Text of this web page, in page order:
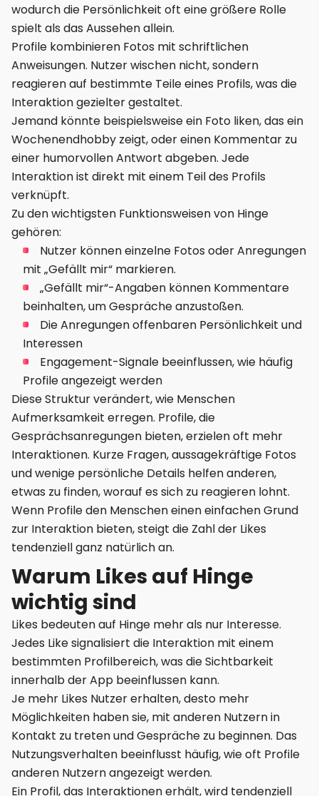
wodurch die Persönlichkeit oft eine größere Rolle
spielt als das Aussehen allein.
Profile kombinieren Fotos mit schriftlichen
Anweisungen. Nutzer wischen nicht, sondern
reagieren auf bestimmte Teile eines Profils, was die
Interaktion gezielter gestaltet.
Jemand könnte beispielsweise ein Foto liken, das ein
Wochenendhobby zeigt, oder einen Kommentar zu
einer humorvollen Antwort abgeben. Jede
Interaktion ist direkt mit einem Teil des Profils
verknüpft.
Zu den wichtigsten Funktionsweisen von Hinge
gehören:
Nutzer können einzelne Fotos oder Anregungen
mit „Gefällt mir“ markieren.
„Gefällt mir“-Angaben können Kommentare
beinhalten, um Gespräche anzustoßen.
Die Anregungen offenbaren Persönlichkeit und
Interessen
Engagement-Signale beeinflussen, wie häufig
Profile angezeigt werden
Diese Struktur verändert, wie Menschen
Aufmerksamkeit erregen. Profile, die
Gesprächsanregungen bieten, erzielen oft mehr
Interaktionen. Kurze Fragen, aussagekräftige Fotos
und wenige persönliche Details helfen anderen,
etwas zu finden, worauf es sich zu reagieren lohnt.
Wenn Profile den Menschen einen einfachen Grund
zur Interaktion bieten, steigt die Zahl der Likes
tendenziell ganz natürlich an.
Warum Likes auf Hinge
wichtig sind
Likes bedeuten auf Hinge mehr als nur Interesse.
Jedes Like signalisiert die Interaktion mit einem
bestimmten Profilbereich, was die Sichtbarkeit
innerhalb der App beeinflussen kann.
Je mehr Likes Nutzer erhalten, desto mehr
Möglichkeiten haben sie, mit anderen Nutzern in
Kontakt zu treten und Gespräche zu beginnen. Das
Nutzungsverhalten beeinflusst häufig, wie oft Profile
anderen Nutzern angezeigt werden.
Ein Profil, das Interaktionen erhält, wird tendenziell